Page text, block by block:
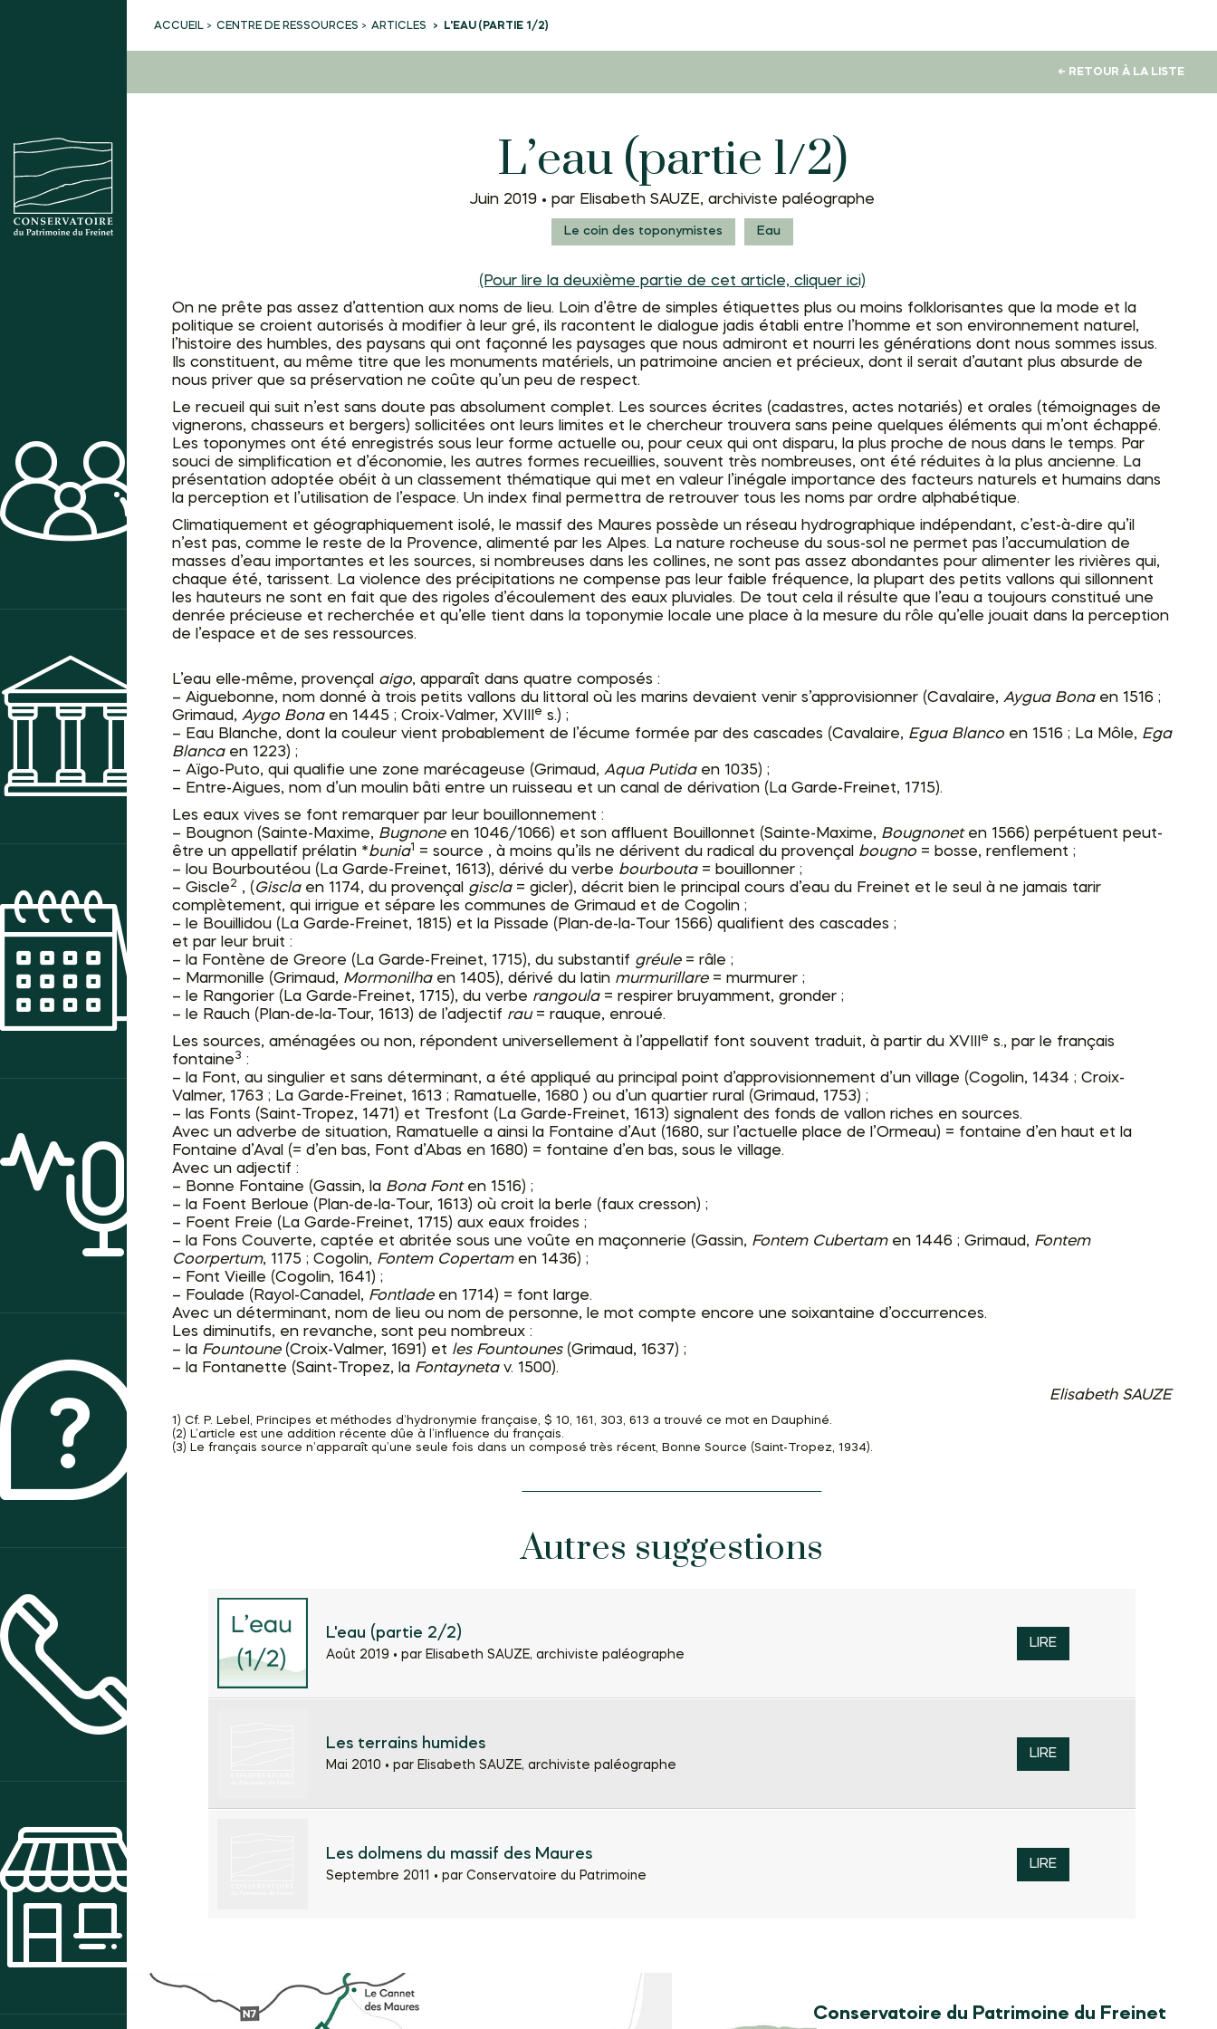
ACTIVITÉS
AGENDA DES ANIMATIONS
ACTUALITÉS
QUI SOMMES-NOUS ?
CONTACT & ACCÈS
ACCUEIL CENTRE DE RESSOURCES ARTICLES L'EAU (PARTIE 1/2)
← RETOUR À LA LISTE
L’eau (partie 1/2)
Juin 2019 • par Elisabeth SAUZE, archiviste paléographe
Le coin des toponymistes Eau
(Pour lire la deuxième partie de cet article, cliquer ici)
On ne prête pas assez d’attention aux noms de lieu. Loin d’être de simples étiquettes plus ou moins folklorisantes que la mode et la
politique se croient autorisés à modifier à leur gré, ils racontent le dialogue jadis établi entre l’homme et son environnement naturel,
l’histoire des humbles, des paysans qui ont façonné les paysages que nous admiront et nourri les générations dont nous sommes issus.
Ils constituent, au même titre que les monuments matériels, un patrimoine ancien et précieux, dont il serait d’autant plus absurde de
nous priver que sa préservation ne coûte qu’un peu de respect.
Le recueil qui suit n’est sans doute pas absolument complet. Les sources écrites (cadastres, actes notariés) et orales (témoignages de
vignerons, chasseurs et bergers) sollicitées ont leurs limites et le chercheur trouvera sans peine quelques éléments qui m’ont échappé.
Les toponymes ont été enregistrés sous leur forme actuelle ou, pour ceux qui ont disparu, la plus proche de nous dans le temps. Par
souci de simplification et d’économie, les autres formes recueillies, souvent très nombreuses, ont été réduites à la plus ancienne. La
présentation adoptée obéit à un classement thématique qui met en valeur l’inégale importance des facteurs naturels et humains dans
la perception et l’utilisation de l’espace. Un index final permettra de retrouver tous les noms par ordre alphabétique.
Climatiquement et géographiquement isolé, le massif des Maures possède un réseau hydrographique indépendant, c’est-à-dire qu’il
n’est pas, comme le reste de la Provence, alimenté par les Alpes. La nature rocheuse du sous-sol ne permet pas l’accumulation de
masses d’eau importantes et les sources, si nombreuses dans les collines, ne sont pas assez abondantes pour alimenter les rivières qui,
chaque été, tarissent. La violence des précipitations ne compense pas leur faible fréquence, la plupart des petits vallons qui sillonnent
les hauteurs ne sont en fait que des rigoles d’écoulement des eaux pluviales. De tout cela il résulte que l’eau a toujours constitué une
denrée précieuse et recherchée et qu’elle tient dans la toponymie locale une place à la mesure du rôle qu’elle jouait dans la perception
de l’espace et de ses ressources.
L’eau elle-même, provençal aigo, apparaît dans quatre composés :
– Aiguebonne, nom donné à trois petits vallons du littoral où les marins devaient venir s’approvisionner (Cavalaire, Aygua Bonaen 1516 ;
Grimaud, Aygo Bonaen 1445 ; Croix-Valmer, XVIII e s.) ;
– Eau Blanche, dont la couleur vient probablement de l’écume formée par des cascades (Cavalaire, Egua Blanco en 1516 ; La Môle, Ega
Blanca en 1223) ;
– Aïgo-Puto, qui qualifie une zone marécageuse (Grimaud, Aqua Putida en 1035) ;
– Entre-Aigues, nom d’un moulin bâti entre un ruisseau et un canal de dérivation (La Garde-Freinet, 1715).
Les eaux vives se font remarquer par leur bouillonnement :
– Bougnon (Sainte-Maxime, Bugnoneen 1046/1066) et son affluent Bouillonnet (Sainte-Maxime, Bougnonet en 1566) perpétuent peut-
être un appellatif prélatin *bunia1 = source , à moins qu’ils ne dérivent du radical du provençal bougno = bosse, renflement ;
– lou Bourboutéou (La Garde-Freinet, 1613), dérivé du verbe bourbouta= bouillonner ;
– Giscle2 , (Giscla en 1174, du provençal giscla= gicler), décrit bien le principal cours d’eau du Freinet et le seul à ne jamais tarir
complètement, qui irrigue et sépare les communes de Grimaud et de Cogolin ;
– le Bouillidou (La Garde-Freinet, 1815) et la Pissade (Plan-de-la-Tour 1566) qualifient des cascades ;
et par leur bruit :
– la Fontène de Greore (La Garde-Freinet, 1715), du substantif gréule= râle ;
– Marmonille (Grimaud, Mormonilhaen 1405), dérivé du latin murmurillare= murmurer ;
– le Rangorier (La Garde-Freinet, 1715), du verbe rangoula= respirer bruyamment, gronder ;
– le Rauch (Plan-de-la-Tour, 1613) de l’adjectif rau= rauque, enroué.
Les sources, aménagées ou non, répondent universellement à l’appellatif font souvent traduit, à partir du XVIII
e s., par le français
fontaine3 :
– la Font, au singulier et sans déterminant, a été appliqué au principal point d’approvisionnement d’un village (Cogolin, 1434 ; Croix-
Valmer, 1763 ; La Garde-Freinet, 1613 ; Ramatuelle, 1680 ) ou d’un quartier rural (Grimaud, 1753) ;
– las Fonts (Saint-Tropez, 1471) et Tresfont (La Garde-Freinet, 1613) signalent des fonds de vallon riches en sources.
Avec un adverbe de situation, Ramatuelle a ainsi la Fontaine d’Aut (1680, sur l’actuelle place de l’Ormeau) = fontaine d’en haut et la
Fontaine d’Aval (= d’en bas, Font d’Abas en 1680) = fontaine d’en bas, sous le village.
Avec un adjectif :
– Bonne Fontaine (Gassin, la Bona Fonten 1516) ;
– la Foent Berloue (Plan-de-la-Tour, 1613) où croit la berle (faux cresson) ;
– Foent Freie (La Garde-Freinet, 1715) aux eaux froides ;
– la Fons Couverte, captée et abritée sous une voûte en maçonnerie (Gassin, Fontem Cubertam en 1446 ; Grimaud, Fontem
Coorpertum, 1175 ; Cogolin, Fontem Copertamen 1436) ;
– Font Vieille (Cogolin, 1641) ;
– Foulade (Rayol-Canadel, Fontladeen 1714) = font large.
Avec un déterminant, nom de lieu ou nom de personne, le mot compte encore une soixantaine d’occurrences.
Les diminutifs, en revanche, sont peu nombreux :
– la Fountoune(Croix-Valmer, 1691) et les Fountounes (Grimaud, 1637) ;
– la Fontanette (Saint-Tropez, la Fontaynetav. 1500).
Elisabeth SAUZE
1) Cf. P. Lebel, Principes et méthodes d’hydronymie française, $ 10, 161, 303, 613 a trouvé ce mot en Dauphiné.
(2) L’article est une addition récente dûe à l’influence du français.
(3) Le français source n’apparaît qu’une seule fois dans un composé très récent, Bonne Source (Saint-Tropez, 1934).
Autres suggestions
L'eau (partie 2/2)
Août 2019 • par Elisabeth SAUZE, archiviste paléographe
LIRE
Les terrains humides
Mai 2010 • par Elisabeth SAUZE, archiviste paléographe
LIRE
Les dolmens du massif des Maures
Septembre 2011 • par Conservatoire du Patrimoine
LIRE
Conservatoire du Patrimoine du Freinet